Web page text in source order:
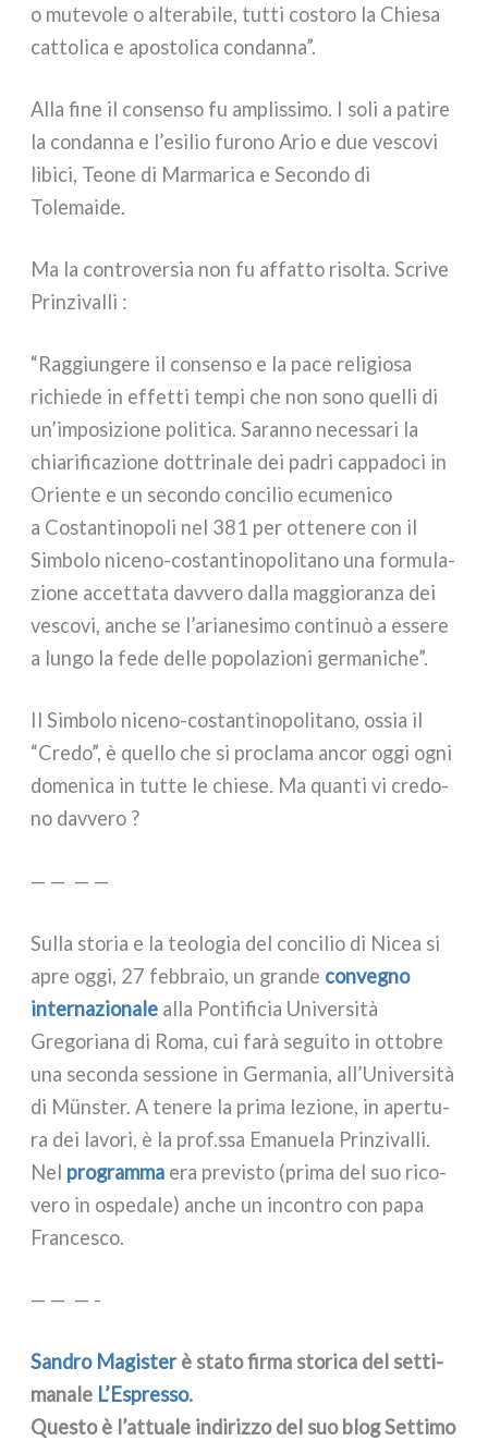
o mute­vo­le o alte­ra­bi­le, tut­ti costo­ro la Chiesa
cat­to­li­ca e apo­sto­li­ca con­dan­na”.
Alla fine il con­sen­so fu amplis­si­mo. I soli a pati­re
la con­dan­na e l’esilio furo­no Ario e due vesco­vi
libi­ci, Teone di Marmarica e Secondo di
Tolemaide.
Ma la con­tro­ver­sia non fu affat­to risol­ta. Scrive
Prinzivalli :
“Raggiungere il con­sen­so e la pace reli­gio­sa
richie­de in effet­ti tem­pi che non sono quel­li di
un’imposizione poli­ti­ca. Saranno neces­sa­ri la
chia­ri­fi­ca­zio­ne dot­tri­na­le dei padri cap­pa­do­ci in
Oriente e un secon­do con­ci­lio ecu­me­ni­co
a Costantinopoli nel 381 per otte­ne­re con il
Simbolo niceno-costantinopolitano una for­mu­la­
zio­ne accet­ta­ta dav­ve­ro dal­la mag­gio­ran­za dei
vesco­vi, anche se l’arianesimo con­ti­nuò a esse­re
a lun­go la fede del­le popo­la­zio­ni ger­ma­ni­che”.
Il Simbolo niceno-costantinopolitano, ossia il
“Credo”, è quel­lo che si pro­cla­ma ancor oggi ogni
dome­ni­ca in tut­te le chie­se. Ma quan­ti vi cre­do­
no dav­ve­ro ?
— — — —
Sulla sto­ria e la teo­lo­gia del con­ci­lio di Nicea si
apre oggi, 27 feb­bra­io, un gran­de con­ve­gno
inter­na­zio­na­le alla Pontificia Università
Gregoriana di Roma, cui farà segui­to in otto­bre
una secon­da ses­sio­ne in Germania, all’Università
di Münster. A tene­re la pri­ma lezio­ne, in aper­tu­
ra dei lavo­ri, è la prof.ssa Emanuela Prinzivalli.
Nel pro­gram­ma era pre­vi­sto (pri­ma del suo rico­
ve­ro in ospe­da­le) anche un incon­tro con papa
Francesco.
— — — -
Sandro Magisterè sta­to fir­ma sto­ri­ca del set­ti­
ma­na­le L’Espresso.
Questo è l’attuale indi­riz­zo del suo blog Settimo